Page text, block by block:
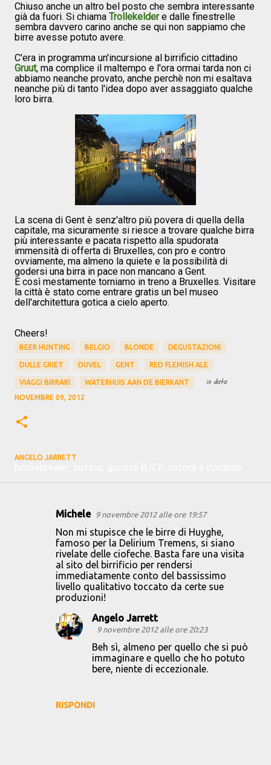
Chiuso anche un altro bel posto che sembra interessante
già da fuori. Si chiama Trollekeldere dalle finestrelle
sembra davvero carino anche se qui non sappiamo che
birre avesse potuto avere.
C'era in programma un'incursione al birrificio cittadino
Gruut, ma complice il maltempo e l'ora ormai tarda non ci
abbiamo neanche provato, anche perchè non mi esaltava
neanche più di tanto l'idea dopo aver assaggiato qualche
loro birra.
La scena di Gent è senz'altro più povera di quella della
capitale, ma sicuramente si riesce a trovare qualche birra
più interessante e pacata rispetto alla spudorata
immensità di offerta di Bruxelles, con pro e contro
ovviamente, ma almeno la quiete e la possibilità di
godersi una birra in pace non mancano a Gent.
E così mestamente torniamo in treno a Bruxelles. Visitare
la città è stato come entrare gratis un bel museo
dell'architettura gotica a cielo aperto.
Cheers!
BEER HUNTING BELGIO BLONDE DEGUSTAZIONI
DULLE GRIET DUVEL GENT RED FLEMISH ALE
VIAGGI BIRRARI WATERHUIS AAN DE BIERKANT in data
NOVEMBRE 09, 2012
ANGELO JARRETT
Michele 9 novembre 2012 alle ore 19:57
Non mi stupisce che le birre di Huyghe,
famoso per la Delirium Tremens, si siano
rivelate delle ciofeche. Basta fare una visita
al sito del birrificio per rendersi
immediatamente conto del bassissimo
livello qualitativo toccato da certe sue
produzioni!
RISPONDI
Angelo Jarrett
9 novembre 2012 alle ore 20:23
Beh sì, almeno per quello che si può
immaginare e quello che ho potuto
bere, niente di eccezionale.